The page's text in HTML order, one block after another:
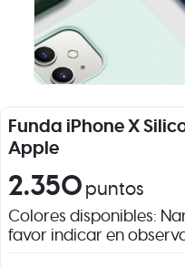
Funda iPhone X
Apple
2.350 puntos
Colores disponibles:
favor indicar en